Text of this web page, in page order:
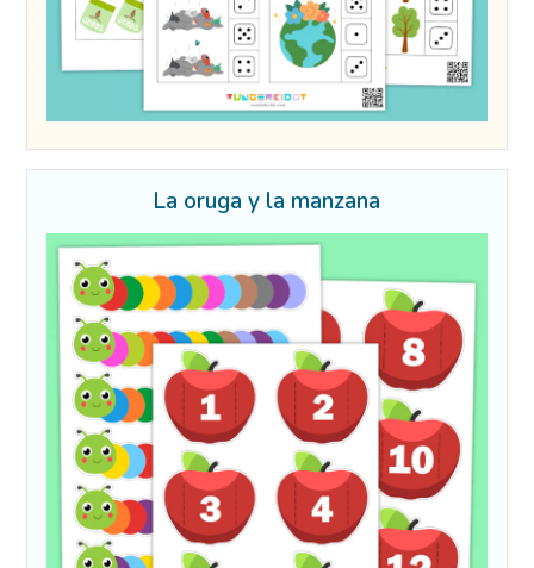
La oruga y la manzana